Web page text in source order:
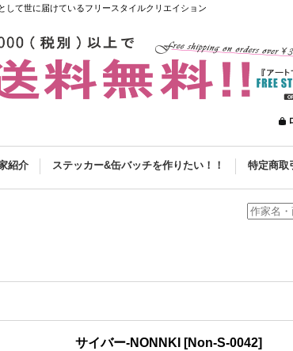
して世に届けているフリースタイルクリエイション
紹介 ステッカー&缶バッチを作りたい！！ 特定商取
サイバー-NONNKI [Non-S-0042]